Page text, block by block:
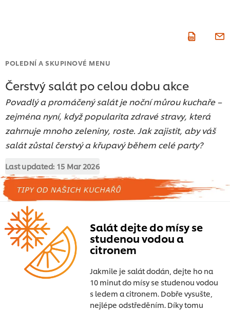
POLEDNÍ A SKUPINOVÉ MENU
Čerstvý salát po celou dobu akce
Povadlý a promáčený salát je noční můrou kuchaře –
zejména nyní, když popularita zdravé stravy, která
zahrnuje mnoho zeleniny, roste. Jak zajistit, aby váš
salát zůstal čerstvý a křupavý během celé party?
Last updated: 15 Mar 2026
Salát dejte do mísy se
studenou vodou a
citronem
Jakmile je salát dodán, dejte ho na
10 minut do mísy se studenou vodou
s ledem a citronem. Dobře vysušte,
nejlépe odstředěním. Díky tomu